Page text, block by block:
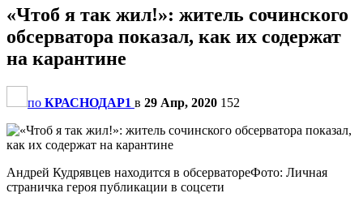
«Чтоб я так жил!»: житель сочинского
обсерватора показал, как их содержат
на карантине
по КРАСНОДАР1 в 29 Апр, 2020 152
Андрей Кудрявцев находится в обсерватореФото: Личная
страничка героя публикации в соцсети